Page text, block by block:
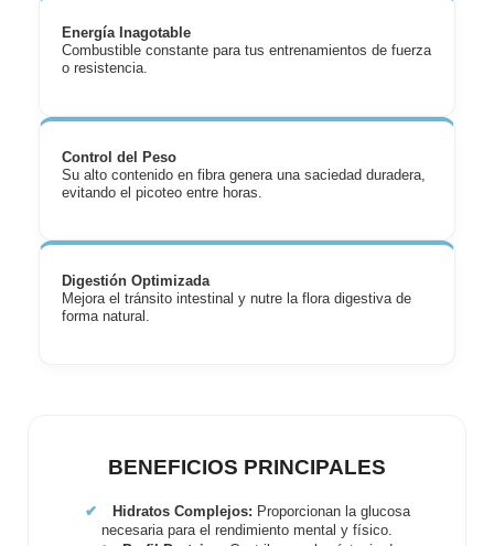
Energía Inagotable
Combustible constante para tus entrenamientos de fuerza
o resistencia.
Control del Peso
Su alto contenido en fibra genera una saciedad duradera,
evitando el picoteo entre horas.
Digestión Optimizada
Mejora el tránsito intestinal y nutre la flora digestiva de
forma natural.
BENEFICIOS PRINCIPALES
✔ Hidratos Complejos: Proporcionan la glucosa
necesaria para el rendimiento mental y físico.